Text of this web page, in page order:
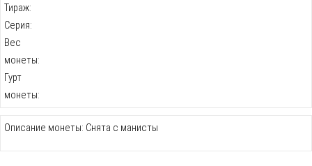
Тираж:
Серия:
Вес
монеты:
Гурт
монеты:
Описание монеты: Снята с манисты